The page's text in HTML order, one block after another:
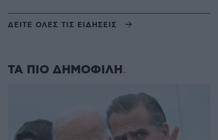
ΔΕΙΤΕ ΟΛΕΣ ΤΙΣ ΕΙΔΗΣΕΙΣ
ΤΑ ΠΙΟ ΔΗΜΟΦΙΛΗ